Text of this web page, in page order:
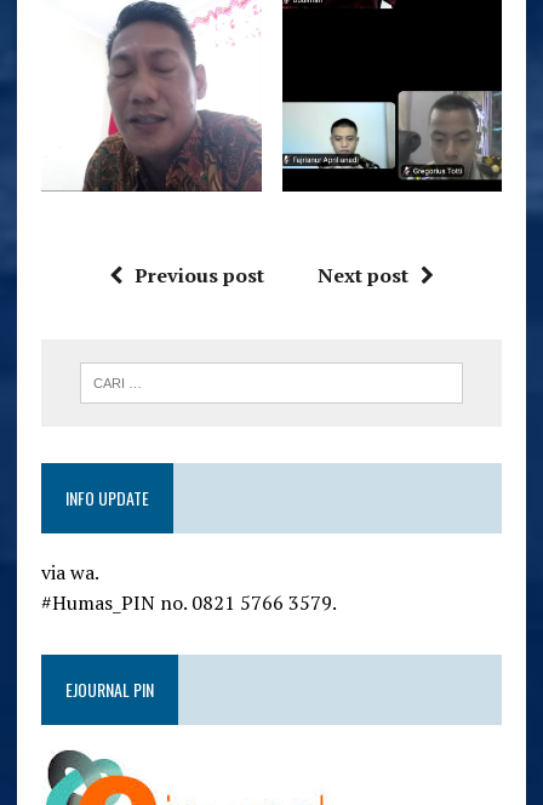
Previous post Next post
INFO UPDATE
via wa.
#Humas_PIN no. 0821 5766 3579.
EJOURNAL PIN